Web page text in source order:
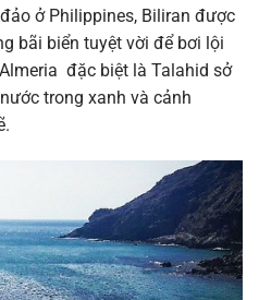
ở Philippines, Biliran được
bãi biển tuyệt vời để bơi lội
đặc biệt là Talahid sở
trong xanh và cảnh